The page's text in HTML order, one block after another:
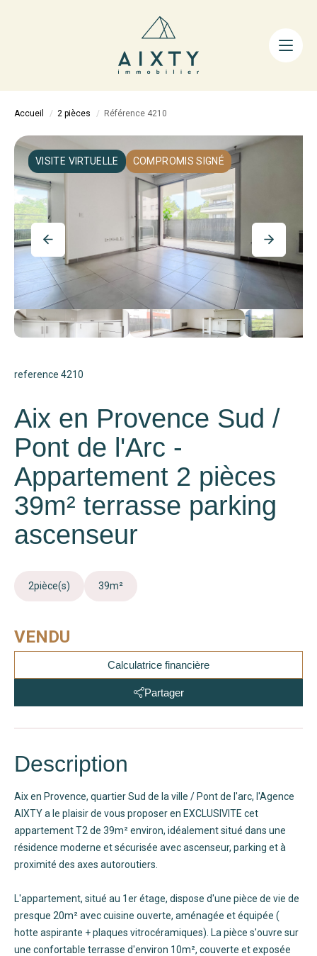
ACHETER
AIXTY & VOUS
Nos Agences
Nos Équipes
Nos Tarifs
Nos Biens Vendus
Notre City Guide
Accueil 2 pièces Référence 4210
VISITE VIRTUELLE COMPROMIS SIGNÉ
reference 4210
Aix en Provence Sud /
Pont de l'Arc -
Appartement 2 pièces
39m² terrasse parking
ascenseur
2pièce(s) 39m²
VENDU
Calculatrice financière
Partager
Description
Aix en Provence, quartier Sud de la ville / Pont de l'arc, l'Agence
AIXTY a le plaisir de vous proposer en EXCLUSIVITE cet
appartement T2 de 39m² environ, idéalement situé dans une
résidence moderne et sécurisée avec ascenseur, parking et à
proximité des axes autoroutiers.
L'appartement, situé au 1er étage, dispose d'une pièce de vie de
presque 20m² avec cuisine ouverte, aménagée et équipée (
hotte aspirante + plaques vitrocéramiques). La pièce s'ouvre sur
une confortable terrasse d'environ 10m², couverte et exposée